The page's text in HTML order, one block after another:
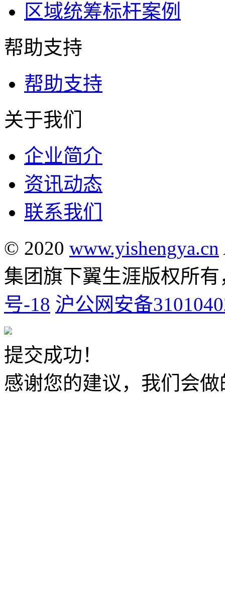
区域统筹标杆案例
帮助支持
帮助支持
关于我们
企业简介
资讯动态
联系我们
© 2020 www.yishengya.cn
集团旗下翼生涯版权所
号-18 沪公网安备
提交成功！
感谢您的建议，我们会